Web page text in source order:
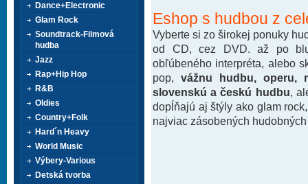
Eshop s hudbou z
Vyberte si zo širokej ponuky
od CD, cez DVD. až po
obľúbeného interpréta, alebo
pop, vážnu hudbu, operu,
slovenskú a českú hudbu ,
dopĺňajú aj štýly ako glam
najviac zásobených
Dance+Electronic
Glam Rock
Soundtrack-Filmová
hudba
Jazz
Rap+Hip Hop
R&B
Oldies
Country+Folk
Hard´n Heavy
World Music
Výbery-Various
Detská tvorba